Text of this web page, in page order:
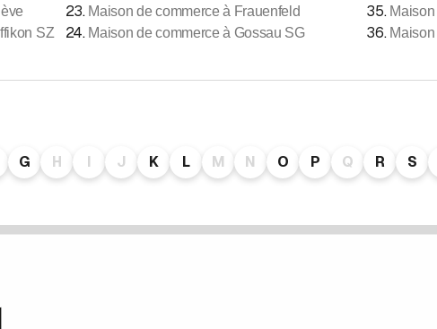
SZ
23. Maison de commerce à Frauenfeld
24. Maison de commerce à Gossau SG
35.
36.
G H I J K L M N O P Q R S